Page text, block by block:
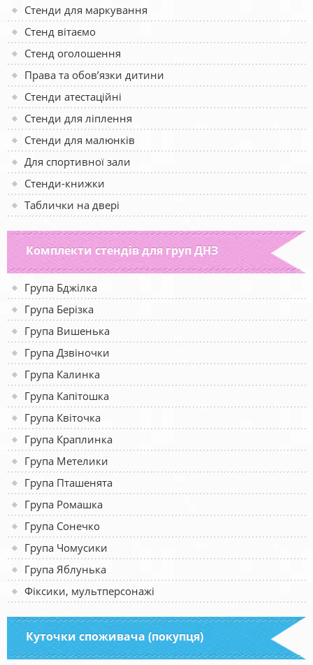
Стенди для маркування
Стенд вітаємо
Стенд оголошення
Права та обов’язки дитини
Стенди атестаційні
Стенди для ліплення
Стенди для малюнків
Для спортивної зали
Стенди-книжки
Таблички на двері
Комплекти стендів для груп ДНЗ
Група Бджілка
Група Берізка
Група Вишенька
Група Дзвіночки
Група Калинка
Група Капітошка
Група Квіточка
Група Краплинка
Група Метелики
Група Пташенята
Група Ромашка
Група Сонечко
Група Чомусики
Група Яблунька
Фіксики, мультперсонажі
Куточки споживача (покупця)